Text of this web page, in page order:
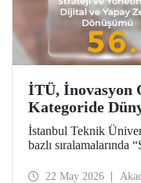
İTÜ, İnovasyon
Kategoride
İstanbul Teknik
bazlı
100’üncü oldu.
22 May 2026